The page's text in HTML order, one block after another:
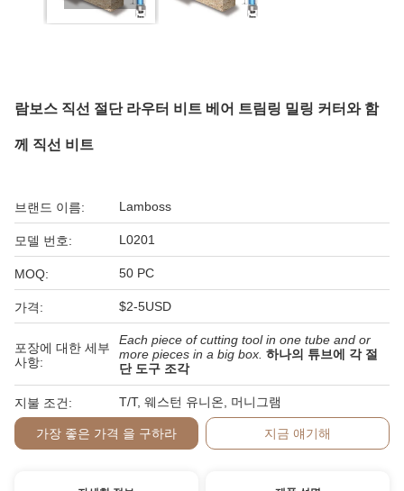
람보스 직선 절단 라우터 비트 베어 트림링 밀링 커터와 함
께 직선 비트
브랜드 이름: Lamboss
모델 번호: L0201
MOQ: 50 PC
가격: $2-5USD
포장에 대한 세부
사항:
Each piece of cutting tool in one tube and or
more pieces in a big box. 하나의 튜브에 각 절
단 도구 조각
지불 조건: T/T, 웨스턴 유니온, 머니그램
가장 좋은 가격 을 구하라 지금 얘기해